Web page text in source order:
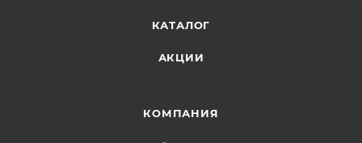
КАТАЛОГ
АКЦИИ
КОМПАНИЯ